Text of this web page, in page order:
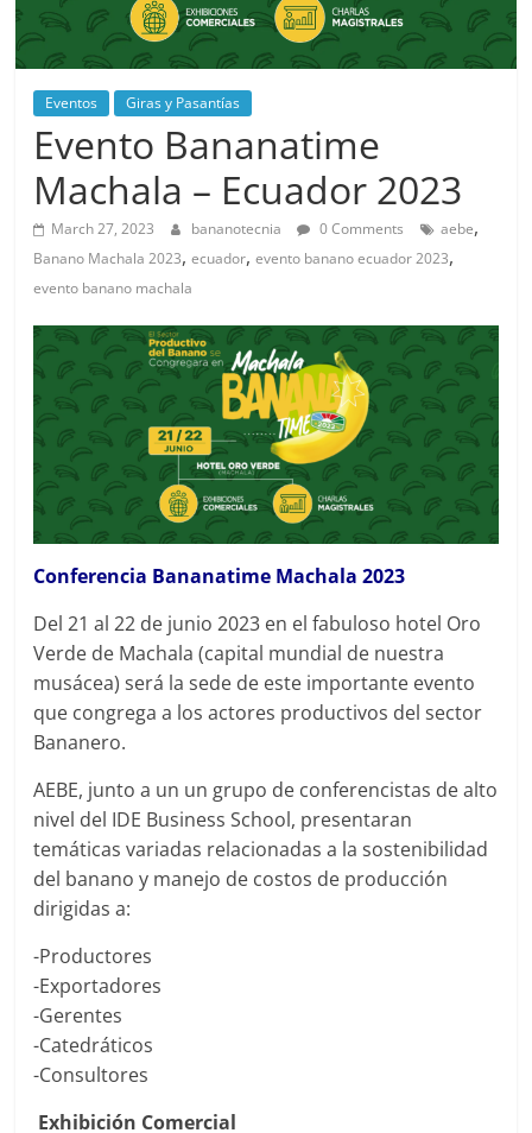
Eventos Giras y Pasantías
Evento Bananatime
Machala – Ecuador 2023
March 27, 2023 bananotecnia 0 Comments aebe,
Banano Machala 2023,ecuador,evento banano ecuador 2023,
evento banano machala
Conferencia Bananatime Machala 2023
Del 21 al 22 de junio 2023 en el fabuloso hotel Oro
Verde de Machala (capital mundial de nuestra
musácea) será la sede de este importante evento
que congrega a los actores productivos del sector
Bananero.
AEBE, junto a un un grupo de conferencistas de alto
nivel del IDE Business School, presentaran
temáticas variadas relacionadas a la sostenibilidad
del banano y manejo de costos de producción
dirigidas a:
-Productores
-Exportadores
-Gerentes
-Catedráticos
-Consultores
Exhibición Comercial